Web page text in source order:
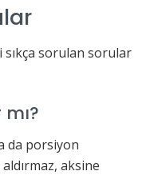
sıkça sorulan sorular
da porsiyon
aksine